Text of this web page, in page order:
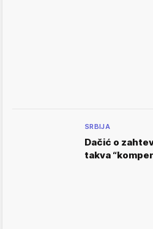
SRBIJA
Dačić o
takva